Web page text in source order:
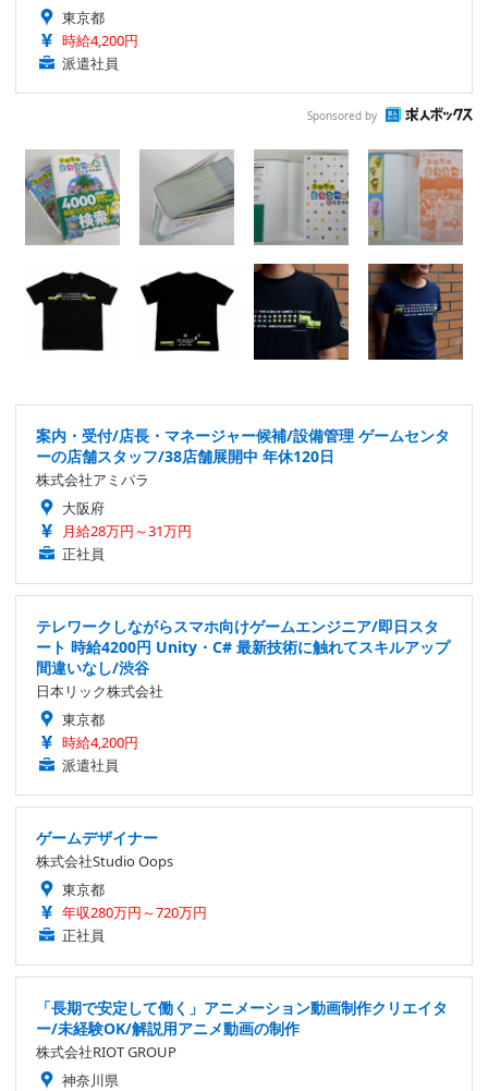
東京都
時給4,200円
派遣社員
Sponsored by
案内・受付/店長・マネージャー候補/設備管理 ゲームセンタ
ーの店舗スタッフ/38店舗展開中 年休120日
株式会社アミパラ
大阪府
月給28万円～31万円
正社員
テレワークしながらスマホ向けゲームエンジニア/即日スタ
ート 時給4200円 Unity・C# 最新技術に触れてスキルアップ
間違いなし/渋谷
日本リック株式会社
東京都
時給4,200円
派遣社員
ゲームデザイナー
株式会社Studio Oops
東京都
年収280万円～720万円
正社員
「長期で安定して働く」アニメーション動画制作クリエイタ
ー/未経験OK/解説用アニメ動画の制作
株式会社RIOT GROUP
神奈川県